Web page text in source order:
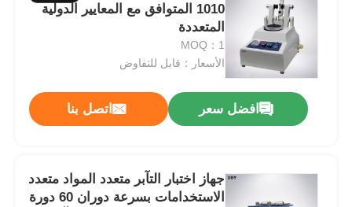
1010 المتوافق مع المعايير الدولية
المتعددة
MOQ：1
الأسعار：قابل للتفاوض
افضل سعر اتصل بنا
جهاز اختبار التآبر متعدد المواد متعدد
الاستخدامات بسرعة دوران 60 دورة